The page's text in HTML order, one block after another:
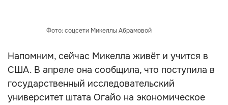
Фото: соцсети Микеллы Абрамовой
Напомним, сейчас Микелла живёт и учится в
США. В апреле она сообщила, что поступила в
государственный исследовательский
университет штата Огайо на экономическое